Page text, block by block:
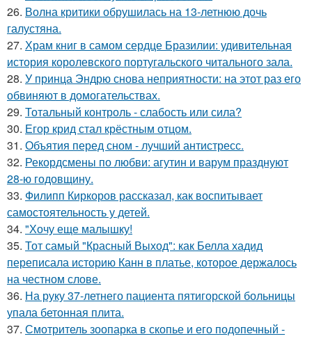
26. Волна критики обрушилась на 13-летнюю дочь
галустяна.
27. Храм книг в самом сердце Бразилии: удивительная
история королевского португальского читального зала.
28. У принца Эндрю снова неприятности: на этот раз его
обвиняют в домогательствах.
29. Тотальный контроль - слабость или сила?
30. Егор крид стал крёстным отцом.
31. Объятия перед сном - лучший антистресс.
32. Рекордсмены по любви: агутин и варум празднуют
28-ю годовщину.
33. Филипп Киркоров рассказал, как воспитывает
самостоятельность у детей.
34. "Хочу еще малышку!
35. Тот самый "Красный Выход": как Белла хадид
переписала историю Канн в платье, которое держалось
на честном слове.
36. На руку 37-летнего пациента пятигорской больницы
упала бетонная плита.
37. Смотритель зоопарка в скопье и его подопечный -